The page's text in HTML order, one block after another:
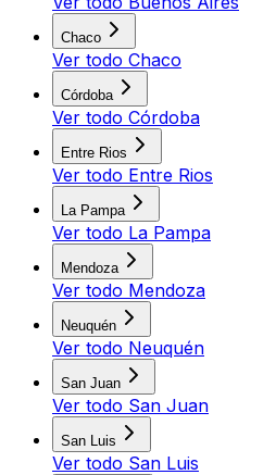
Chaco
Ver todo Chaco
Córdoba
Ver todo Córdoba
Entre Rios
Ver todo Entre Rios
La Pampa
Ver todo La Pampa
Mendoza
Ver todo Mendoza
Neuquén
Ver todo Neuquén
San Juan
Ver todo San Juan
San Luis
Ver todo San Luis